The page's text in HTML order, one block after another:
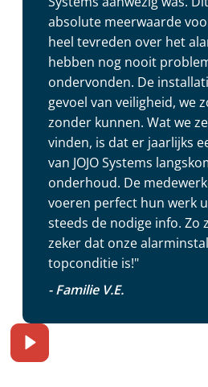
absolute meerwaarde
heel tevreden over het
hebben nog nooit
ondervonden. De
gevoel van veiligheid, we
zonder kunnen. Wat we
vinden, is dat er jaarlijks
van JOJO Systems
onderhoud. De
voeren perfect hun werk
steeds de nodige info. Zo
zeker dat onze
topconditie is!"
- Familie V.E.